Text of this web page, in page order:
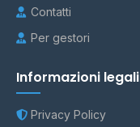
Contatti
Per gestori
Informazioni legali
Privacy Policy